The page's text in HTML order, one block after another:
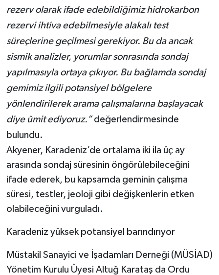
rezerv olarak ifade edebildiğimiz hidrokarbon
rezervi ihtiva edebilmesiyle alakalı test
süreçlerine geçilmesi gerekiyor. Bu da ancak
sismik analizler, yorumlar sonrasında sondaj
yapılmasıyla ortaya çıkıyor. Bu bağlamda sondaj
gemimiz ilgili potansiyel bölgelere
yönlendirilerek arama çalışmalarına başlayacak
diye ümit ediyoruz.”değerlendirmesinde
bulundu.
Akyener, Karadeniz’de ortalama iki ila üç ay
arasında sondaj süresinin öngörülebileceğini
ifade ederek, bu kapsamda geminin çalışma
süresi, testler, jeoloji gibi değişkenlerin etken
olabileceğini vurguladı.
Karadeniz yüksek potansiyel barındırıyor
Müstakil Sanayici ve İşadamları Derneği (MÜSİAD)
Yönetim Kurulu Üyesi Altuğ Karataş da Ordu